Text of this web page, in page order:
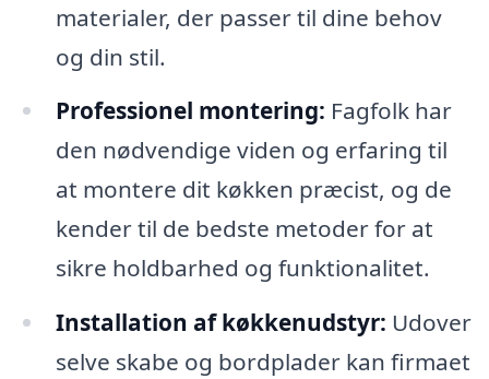
materialer, der passer til dine behov
og din stil.
Professionel montering: Fagfolk har
den nødvendige viden og erfaring til
at montere dit køkken præcist, og de
kender til de bedste metoder for at
sikre holdbarhed og funktionalitet.
Installation af køkkenudstyr: Udover
selve skabe og bordplader kan firmaet